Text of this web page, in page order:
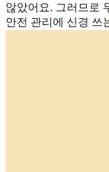
않았어요. 그러므로
안전 관리에 신경 쓰